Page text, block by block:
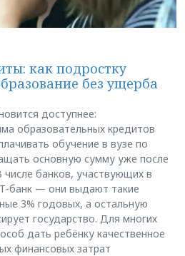
как подростку
без ущерба
доступнее:
образовательных кредитов
обучение в вузе по
основную сумму уже после
банков, участвующих в
банк — они выдают такие
3% годовых, а остальную
государство. Для многих
дать ребёнку качественное
финансовых затрат